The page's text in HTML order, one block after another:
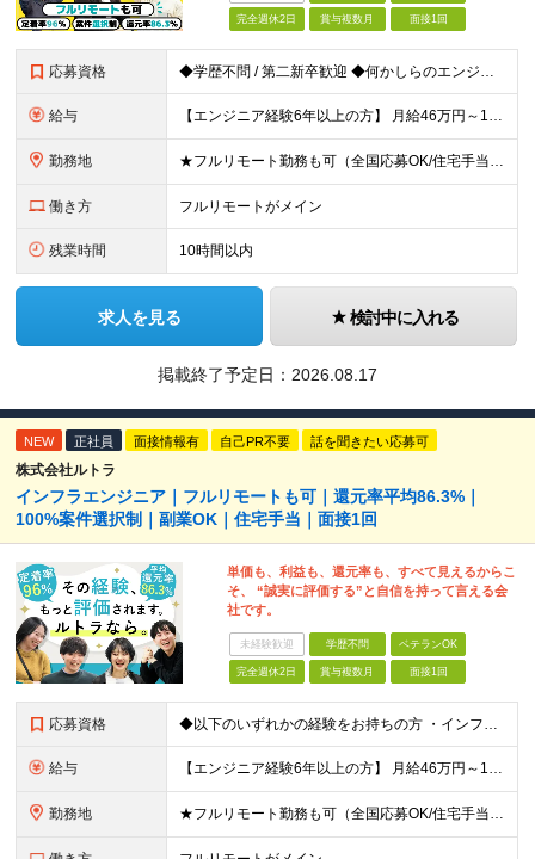
完全週休2日 賞与複数月 面接1回
応募資格 ◆学歴不問 / 第二新卒歓迎 ◆何かしらのエンジニア経験をお持ちの方 （言語・期間・フェーズ不問） 経験浅めの方も遠慮なくご応募ください！ ■入社前Q＆A ────── ◎実力に見合った報酬が手に
給与 【エンジニア経験6年以上の方】 月給46万円～100万円（固定残業代含む） ※上記月給には月30時間分の固定残業代（月8万7,400円～月19万円）を含む。超過分は全額支給。 【エンジニア経験4年以
勤務地 ★フルリモート勤務も可（全国応募OK/住宅手当を支給します） ※案件によって常駐が必要になる場合があります。 ※希望がない限り、転勤はありません ※U・Iターン歓迎 ★ルトラの社員は全国各地で活躍中
働き方 フルリモートがメイン
残業時間 10時間以内
求人を見る 検討中に入れる
掲載終了予定日： 2026.08.17
NEW 正社員 面接情報有 自己PR不要 話を聞きたい応募可
株式会社ルトラ
インフラエンジニア｜フルリモートも可｜還元率平均86.3%｜
100%案件選択制｜副業OK｜住宅手当｜面接1回
単価も、利益も、還元率も、すべて見えるからこ
そ、 “誠実に評価する”と自信を持って言える会
社です。
未経験歓迎 学歴不問 ベテランOK
完全週休2日 賞与複数月 面接1回
応募資格 ◆以下のいずれかの経験をお持ちの方 ・インフラ設計・構築の実務経験（オンプレ/クラウドどちらもOK） ・クラウド環境下での運用保守に関する実務経験 ◆学歴不問 ＜こんな方は特に歓迎します＞ ◎これま
給与 【エンジニア経験6年以上の方】 月給46万円～100万円（固定残業代含む） ※上記月給には月30時間分の固定残業代（月8万7,400円～月19万円）を含む。超過分は全額支給。 【エンジニア経験4年以
勤務地 ★フルリモート勤務も可（全国応募OK/住宅手当を支給します） ※案件によって常駐が必要になる場合があります。 ※希望がない限り、転勤はありません ※U・Iターン歓迎 ★ルトラの社員は全国各地で活躍中